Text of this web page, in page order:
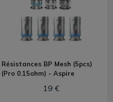
Résistances BP Mesh (5pcs)
(Pro 0.15ohm) - Aspire
19 €